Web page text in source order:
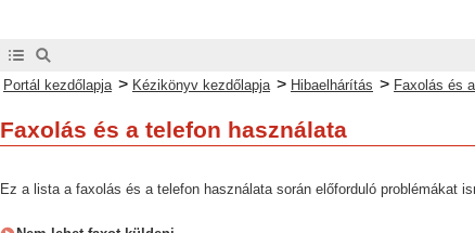
Portál kezdőlapja > Kézikönyv kezdőlapja > Hibaelhárítás > Faxolás és
Faxolás és a telefon használata
Ez a lista a faxolás és a telefon használata során előforduló problémákat